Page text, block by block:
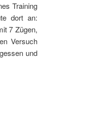
Training
dort an:
7 Zügen,
Versuch
und